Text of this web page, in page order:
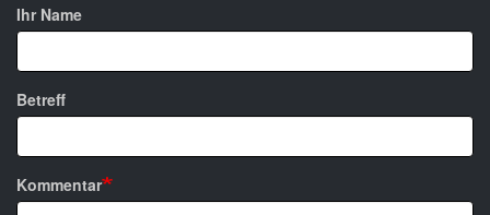
Ihr Name
Betreff
Kommentar